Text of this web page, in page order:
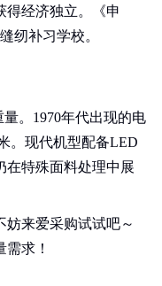
得经济独立。《申
纫补习学校。
。1970年代出现的电
。现代机型配备LED
在特殊面料处理中展
妨来爱采购试试吧～
求！